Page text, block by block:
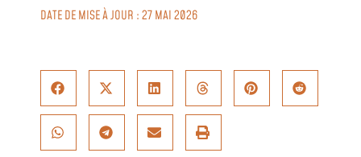
DATE DE MISE À JOUR : 27 MAI 2026